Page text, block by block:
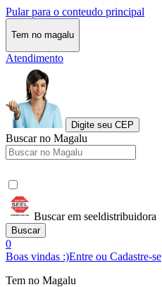
Pular para o conteudo principal
Tem no magalu
Atendimento
Digite seu CEP
Buscar no Magalu
Buscar em seeldistribuidora
Buscar
0
Boas vindas :)Entre ou Cadastre-se
Tem no Magalu